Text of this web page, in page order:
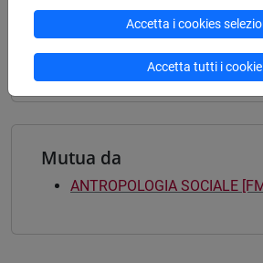
AMERICANE E
magistrale (DM270)
letterature e culture
Mutua da
ANTROPOLOGIA SOCIALE
Accetta i cookies
Accetta tutti i cookie